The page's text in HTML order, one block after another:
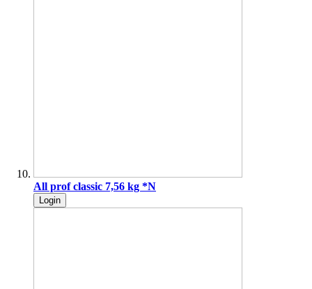
All prof classic 7,56 kg *N
Login